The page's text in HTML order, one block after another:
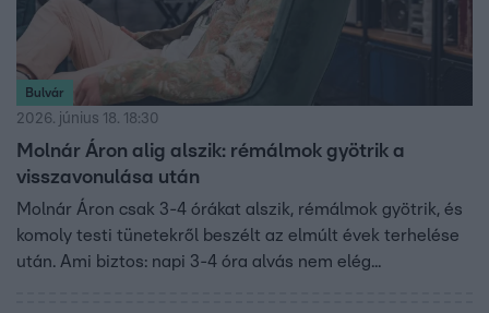
Bulvár
2026. június 18. 18:30
Molnár Áron alig alszik: rémálmok gyötrik a
visszavonulása után
Molnár Áron csak 3-4 órákat alszik, rémálmok gyötrik, és
komoly testi tünetekről beszélt az elmúlt évek terhelése
után. Ami biztos: napi 3-4 óra alvás nem elég...